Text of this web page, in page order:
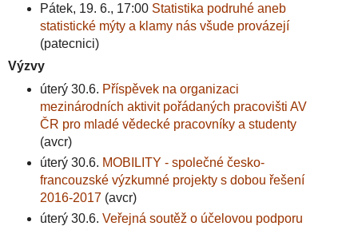
Pátek, 19. 6., 17:00 Statistika podruhé aneb
statistické mýty a klamy nás všude provázejí
(patecnici)
Výzvy
úterý 30.6. Příspěvek na organizaci
mezinárodních aktivit pořádaných pracovišti AV
ČR pro mladé vědecké pracovníky a studenty
(avcr)
úterý 30.6. MOBILITY - společné česko-
francouzské výzkumné projekty s dobou řešení
2016-2017(avcr)
úterý 30.6. Veřejná soutěž o účelovou podporu